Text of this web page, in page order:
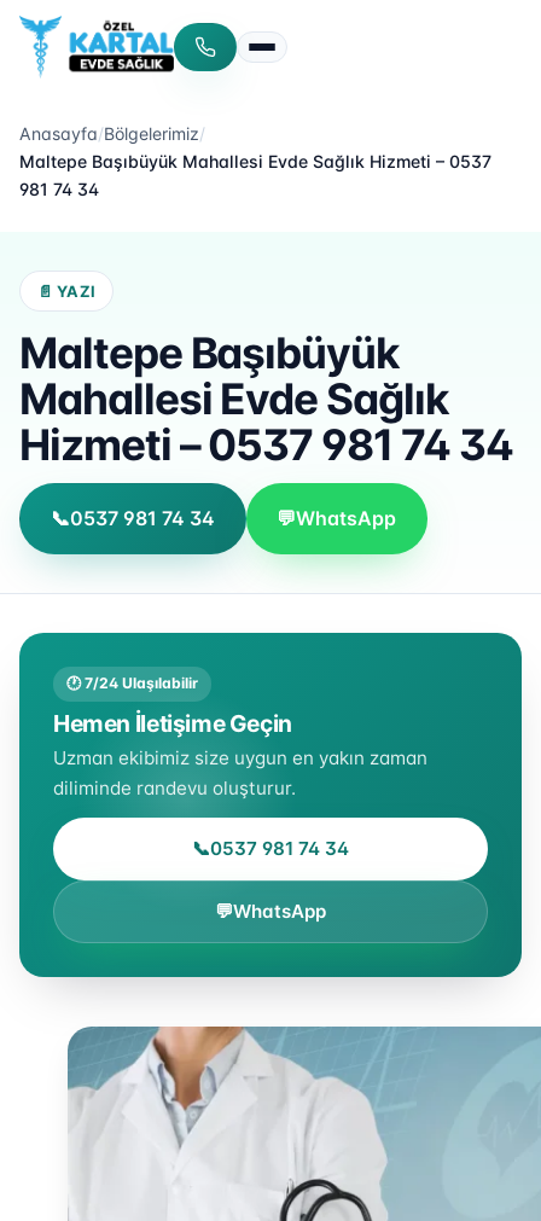
Menüyü aç/kapat
Anasayfa/Bölgelerimiz/
Maltepe Başıbüyük Mahallesi Evde Sağlık Hizmeti – 0537
981 74 34
📄 YAZI
Maltepe Başıbüyük
Mahallesi Evde Sağlık
Hizmeti – 0537 981 74 34
📞0537 981 74 34 💬WhatsApp
🕐 7/24 Ulaşılabilir
Hemen İletişime Geçin
Uzman ekibimiz size uygun en yakın zaman
diliminde randevu oluşturur.
📞0537 981 74 34
💬WhatsApp